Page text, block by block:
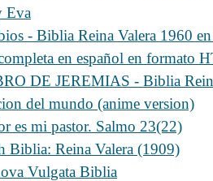
Eva
- Biblia Reina Valera 1960
en español en formato
DE JEREMIAS - Biblia
del mundo (anime version)
es mi pastor. Salmo 23(22)
Biblia: Reina Valera (1909)
Vulgata Biblia